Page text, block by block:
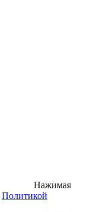
Нажимая
Политикой